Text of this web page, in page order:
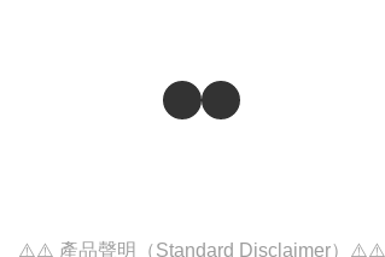
⚠️⚠️ 產品聲明（Standard Disclaimer）⚠️⚠️